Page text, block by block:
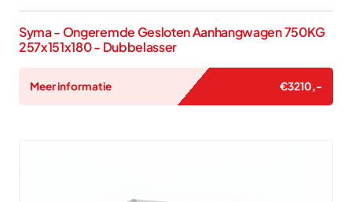
Syma - Ongeremde Gesloten Aanhangwagen 750KG
257x151x180 - Dubbelasser
Meer informatie €3210,-